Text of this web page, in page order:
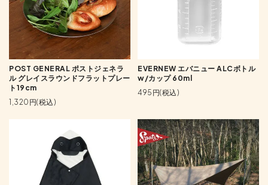
POST GENERAL ポストジェネラ
ル グレイスラウンドフラットプレー
ト19cm
1,320円(税込)
EVERNEW エバニュー ALCボトル
w/カップ 60ml
495円(税込)